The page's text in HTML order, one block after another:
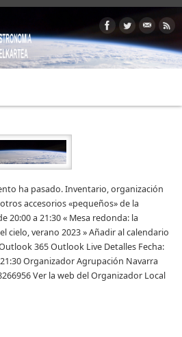
ha pasado. Inventario, organización
accesorios «pequeños» de la
20:00 a 21:30 « Mesa redonda: la
cielo, verano 2023 » Añadir al calendario
365 Outlook Live Detalles Fecha:
Organizador Agrupación Navarra
Ver la web del Organizador Local